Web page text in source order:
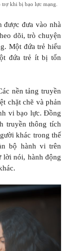
khi bị bạo lực mạng.
được đưa vào nhà
dõi, trò chuyện
Một đứa trẻ hiểu
đứa trẻ ít bị tổn
nền tảng truyền
chặt chẽ và phản
vi bạo lực. Đồng
truyền thông tích
khác trong thế
bộ hành vi trên
lời nói, hành động